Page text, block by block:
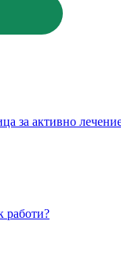
работи?